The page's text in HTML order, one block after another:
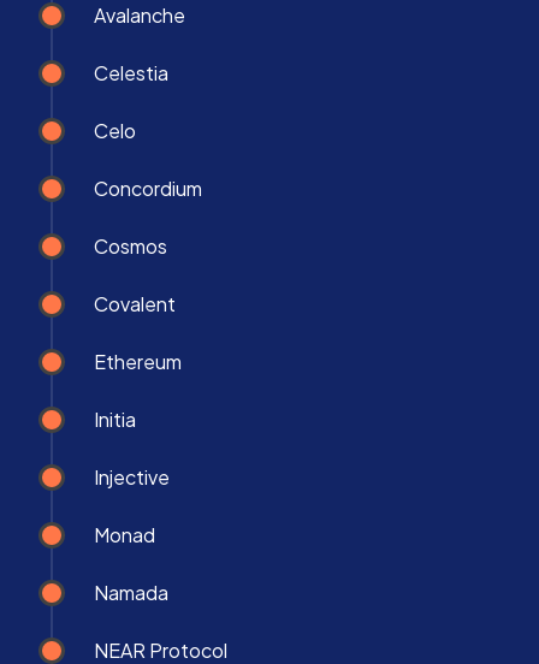
Avalanche
Celestia
Celo
Concordium
Cosmos
Covalent
Ethereum
Initia
Injective
Monad
Namada
NEAR Protocol